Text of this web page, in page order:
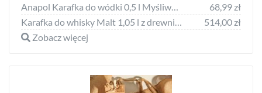
Anapol Karafka do wódki 0,5 l Myśliwy z 6 kieliszkami
68,99 zł
Karafka do whisky Malt 1,05 l z drewnianą tacą 2 el.
514,00 zł
Zobacz więcej